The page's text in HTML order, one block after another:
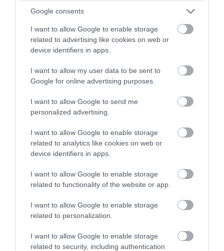
Google consents
I want to allow Google to enable storage
related to advertising like cookies on web or
device identifiers in apps.
I want to allow my user data to be sent to
Google for online advertising purposes.
I want to allow Google to send me
personalized advertising.
I want to allow Google to enable storage
related to analytics like cookies on web or
device identifiers in apps.
I want to allow Google to enable storage
related to functionality of the website or app.
I want to allow Google to enable storage
related to personalization.
I want to allow Google to enable storage
related to security, including authentication
08.08.2026 | 16:21
PRONEWS.GR /ΥΓΕΙΑ
Ουρικό οξύ: Τι το ανεβάζει και τι ρόλο
παίζουν καφές, αυγά και ντομάτες